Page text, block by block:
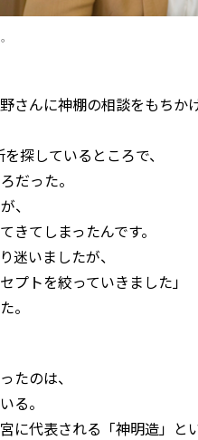
さんに神棚の相談をもちか
探しているところで、
だった。
、
てしまったんです。
迷いましたが、
プトを絞っていきました」
。
たのは、
る。
に代表される「神明造」と